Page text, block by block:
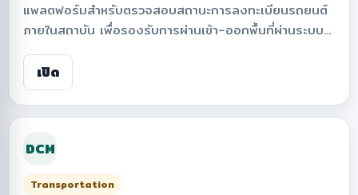
แพลตฟอร์มสำหรับตรวจสอบสถานะการลงทะเบียนรถยนต์
ภายในสถาบัน เพื่อรองรับการผ่านเข้า–ออกพื้นที่ผ่านระบบ
ไม้กั้นอัตโนมัติ ช่วยให้บุคลากรและนักศึกษาตรวจสอบ
ทะเบียนรถได้อย่างสะดวก ระบบสามารถค้นหาทะเบียนรถ
ปรับรูปแบบข้อมูลอัตโนมัติ ติดตามสถิติการลงทะเบียน
รายงานจำนวนรถที่ลงทะเบียน และสนับสนุนการบริหาร
ประสิทธิภาพ
เปิด
DCM
Transportation